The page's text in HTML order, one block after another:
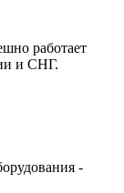
работает
и СНГ.
-